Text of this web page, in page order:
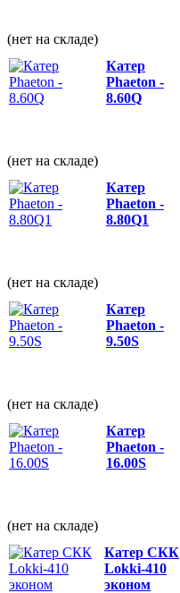
(нет на складе)
Катер
Phaeton -
8.60Q
(нет на складе)
Катер
Phaeton -
8.80Q1
(нет на складе)
Катер
Phaeton -
9.50S
(нет на складе)
Катер
Phaeton -
16.00S
(нет на складе)
Катер СКК
Lokki-410
эконом